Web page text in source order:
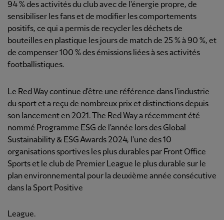
94 % des activités du club avec de l'énergie propre, de
sensibiliser les fans et de modifier les comportements
positifs, ce qui a permis de recycler les déchets de
bouteilles en plastique les jours de match de 25 % à 90 %, et
de compenser 100 % des émissions liées à ses activités
footballistiques.
Le Red Way continue d'être une référence dans l'industrie
du sport et a reçu de nombreux prix et distinctions depuis
son lancement en 2021. The Red Way a récemment été
nommé Programme ESG de l'année lors des Global
Sustainability & ESG Awards 2024, l'une des 10
organisations sportives les plus durables par Front Office
Sports et le club de Premier League le plus durable sur le
plan environnemental pour la deuxième année consécutive
dans la Sport Positive
League.